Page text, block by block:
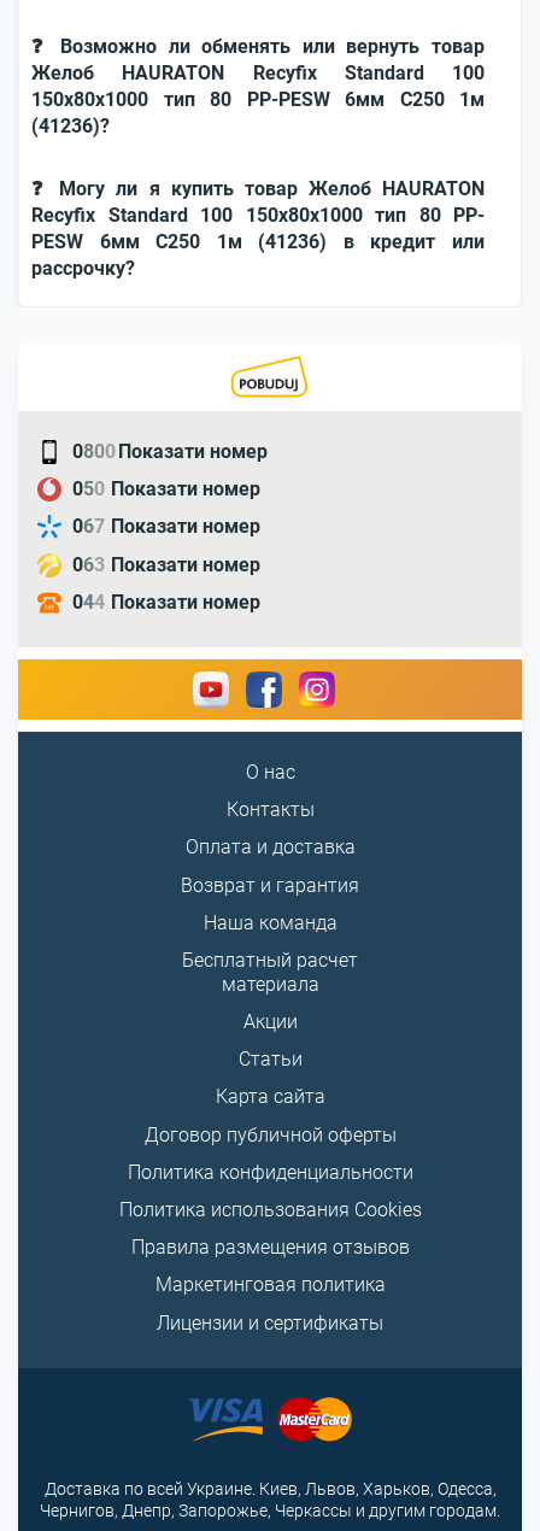
❓ Возможно ли обменять или вернуть товар
Желоб HAURATON Recyfix Standard 100
150х80х1000 тип 80 РР-РЕSW 6мм C250 1м
(41236)?
❓ Могу ли я купить товар Желоб HAURATON
Recyfix Standard 100 150х80х1000 тип 80 РР-
РЕSW 6мм C250 1м (41236) в кредит или
рассрочку?
0800Показати номер
050 Показати номер
067 Показати номер
063 Показати номер
044 Показати номер
О нас
Контакты
Оплата и доставка
Возврат и гарантия
Наша команда
Бесплатный расчет
материала
Акции
Статьи
Карта сайта
Договор публичной оферты
Политика конфиденциальности
Политика использования Cookies
Правила размещения отзывов
Маркетинговая политика
Лицензии и сертификаты
Доставка по всей Украине. Киев, Львов, Харьков, Одесса,
Чернигов, Днепр, Запорожье, Черкассы и другим городам.